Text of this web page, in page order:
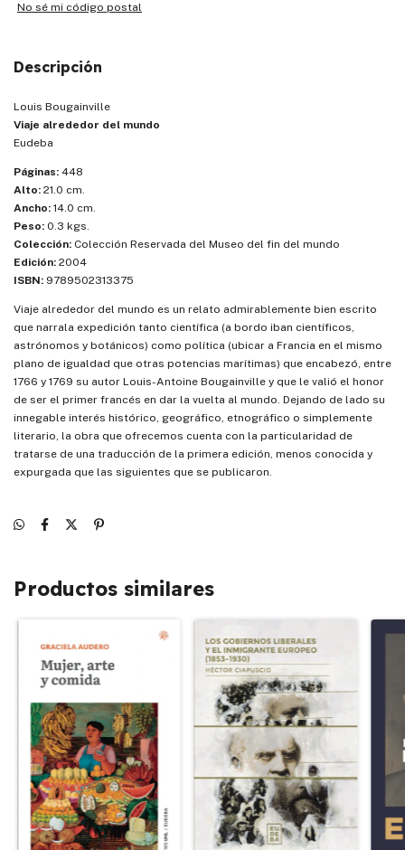
No sé mi código postal
Descripción
Louis Bougainville
Viaje alrededor del mundo
Eudeba
Páginas: 448
Alto: 21.0 cm.
Ancho: 14.0 cm.
Peso: 0.3 kgs.
Colección: Colección Reservada del Museo del fin del mundo
Edición: 2004
ISBN: 9789502313375
Viaje alrededor del mundo es un relato admirablemente bien escrito
que narrala expedición tanto científica (a bordo iban científicos,
astrónomos y botánicos) como política (ubicar a Francia en el mismo
plano de igualdad que otras potencias marítimas) que encabezó, entre
1766 y 1769 su autor Louis-Antoine Bougainville y que le valió el honor
de ser el primer francés en dar la vuelta al mundo. Dejando de lado su
innegable interés histórico, geográfico, etnográfico o simplemente
literario, la obra que ofrecemos cuenta con la particularidad de
tratarse de una traducción de la primera edición, menos conocida y
expurgada que las siguientes que se publicaron.
Productos similares